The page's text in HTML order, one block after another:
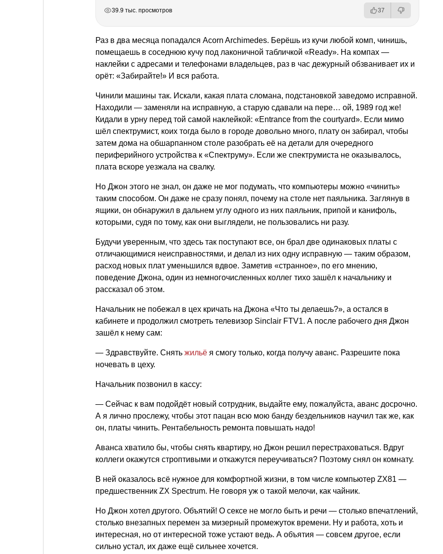
39.9 тыс. просмотров 37
Раз в два месяца попадался Acorn Archimedes. Берёшь из кучи любой комп, чинишь,
помещаешь в соседнюю кучу под лаконичной табличкой «Ready». На компах —
наклейки с адресами и телефонами владельцев, раз в час дежурный обзванивает их и
орёт: «Забирайте!» И вся работа.
Чинили машины так. Искали, какая плата сломана, подстановкой заведомо исправной.
Находили — заменяли на исправную, а старую сдавали на пере… ой, 1989 год же!
Кидали в урну перед той самой наклейкой: «Entrance from the courtyard». Если мимо
шёл спектрумист, коих тогда было в городе довольно много, плату он забирал, чтобы
затем дома на обшарпанном столе разобрать её на детали для очередного
периферийного устройства к «Спектруму». Если же спектрумиста не оказывалось,
плата вскоре уезжала на свалку.
Но Джон этого не знал, он даже не мог подумать, что компьютеры можно «чинить»
таким способом. Он даже не сразу понял, почему на столе нет паяльника. Заглянув в
ящики, он обнаружил в дальнем углу одного из них паяльник, припой и канифоль,
которыми, судя по тому, как они выглядели, не пользовались ни разу.
Будучи уверенным, что здесь так поступают все, он брал две одинаковых платы с
отличающимися неисправностями, и делал из них одну исправную — таким образом,
расход новых плат уменьшился вдвое. Заметив «странное», по его мнению,
поведение Джона, один из немногочисленных коллег тихо зашёл к начальнику и
рассказал об этом.
Начальник не побежал в цех кричать на Джона «Что ты делаешь?», а остался в
кабинете и продолжил смотреть телевизор Sinclair FTV1. А после рабочего дня Джон
зашёл к нему сам:
— Здравствуйте. Снять жильё я смогу только, когда получу аванс. Разрешите пока
ночевать в цеху.
Начальник позвонил в кассу:
— Сейчас к вам подойдёт новый сотрудник, выдайте ему, пожалуйста, аванс досрочно.
А я лично прослежу, чтобы этот пацан всю мою банду бездельников научил так же, как
он, платы чинить. Рентабельность ремонта повышать надо!
Аванса хватило бы, чтобы снять квартиру, но Джон решил перестраховаться. Вдруг
коллеги окажутся строптивыми и откажутся переучиваться? Поэтому снял он комнату.
В ней оказалось всё нужное для комфортной жизни, в том числе компьютер ZX81 —
предшественник ZX Spectrum. Не говоря уж о такой мелочи, как чайник.
Но Джон хотел другого. Объятий! О сексе не могло быть и речи — столько впечатлений,
столько внезапных перемен за мизерный промежуток времени. Ну и работа, хоть и
интересная, но от интересной тоже устают ведь. А объятия — совсем другое, если
сильно устал, их даже ещё сильнее хочется.